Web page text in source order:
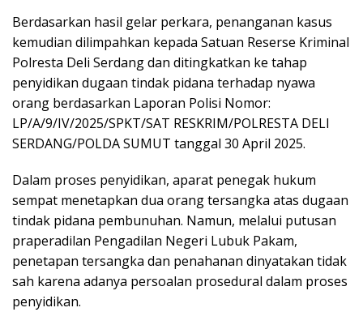
Berdasarkan hasil gelar perkara, penanganan kasus
kemudian dilimpahkan kepada Satuan Reserse Kriminal
Polresta Deli Serdang dan ditingkatkan ke tahap
penyidikan dugaan tindak pidana terhadap nyawa
orang berdasarkan Laporan Polisi Nomor:
LP/A/9/IV/2025/SPKT/SAT RESKRIM/POLRESTA DELI
SERDANG/POLDA SUMUT tanggal 30 April 2025.
Dalam proses penyidikan, aparat penegak hukum
sempat menetapkan dua orang tersangka atas dugaan
tindak pidana pembunuhan. Namun, melalui putusan
praperadilan Pengadilan Negeri Lubuk Pakam,
penetapan tersangka dan penahanan dinyatakan tidak
sah karena adanya persoalan prosedural dalam proses
penyidikan.